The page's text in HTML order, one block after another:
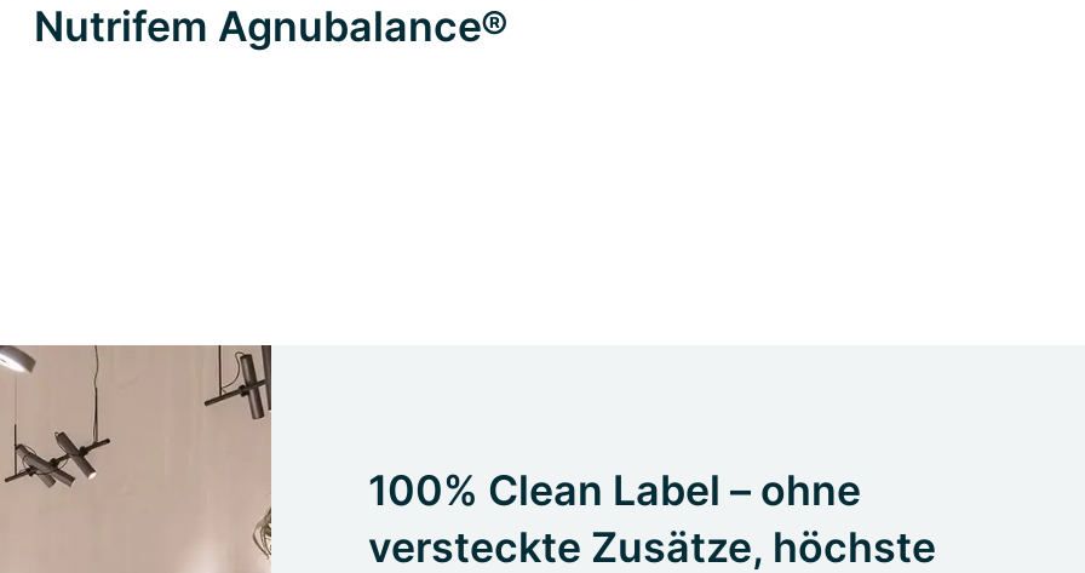
Nutrifem Agnubalance®
100% Clean Label – ohne
versteckte Zusätze, höchste